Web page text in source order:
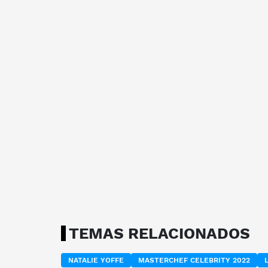
TEMAS RELACIONADOS
NATALIE YOFFE MASTERCHEF CELEBRITY 2022